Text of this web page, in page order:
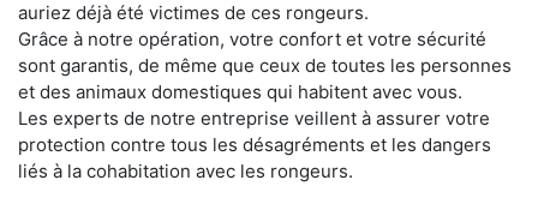
auriez déjà été victimes de ces rongeurs.
Grâce à notre opération, votre confort et votre sécurité
sont garantis, de même que ceux de toutes les personnes
et des animaux domestiques qui habitent avec vous.
Les experts de notre entreprise veillent à assurer votre
protection contre tous les désagréments et les dangers
liés à la cohabitation avec les rongeurs.